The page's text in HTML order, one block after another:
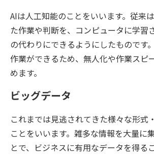
AIは人工知能のことをいいます。従来
た作業や判断を、コンピュータに学習
の代わりにできるようにしたものです
作業ができるため、無人化や作業スピ
めます。
ビッグデータ
これまでは見逃されてきた様々な形式
ことをいいます。雑多な情報を大量に
とで、ビジネスに有用なデータを得る